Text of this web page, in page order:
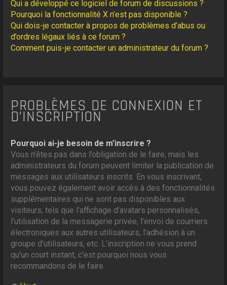
Qui a développé ce logiciel de forum de discussions ?
Pourquoi la fonctionnalité X n’est pas disponible ?
Qui dois-je contacter à propos de problèmes d’abus ou
d’ordres légaux liés à ce forum ?
Comment puis-je contacter un administrateur du forum ?
PROBLÈMES DE CONNEXION ET
D’INSCRIPTION
Pourquoi ai-je besoin de m’inscrire ?
Vous n’êtes pas dans l’obligation de le faire, mais les
administrateurs du forum peuvent limiter la publication de
messages aux utilisateurs inscrits. En vous inscrivant,
vous pouvez également avoir accès à des fonctionnalités
supplémentaires qui ne sont pas disponibles aux
visiteurs, tels que l’affichage d’avatars personnalisés,
l’utilisation de la messagerie privée, l’envoi de courriers
électroniques aux autres utilisateurs, l’adhésion à un
groupe d’utilisateurs, etc. L’inscription ne vous prend
qu’un court instant, c’est pourquoi nous vous
recommandons de le faire.